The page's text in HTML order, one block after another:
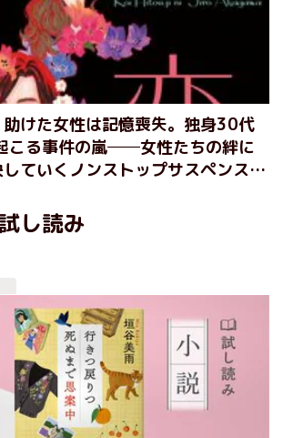
けた女性は記憶喪失。独身30代
こる事件の嵐──女性たちの絆に
していくノンストップサスペンス
し読み